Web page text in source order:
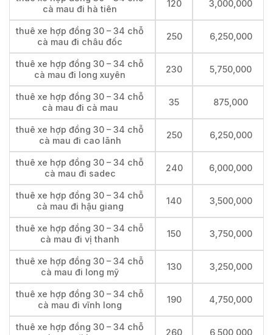
cà mau đi hà tiên
120 3,000,000
thuê xe hợp đồng 30 – 34 chỗ
cà mau đi châu đốc
250 6,250,000
thuê xe hợp đồng 30 – 34 chỗ
cà mau đi long xuyên
230 5,750,000
thuê xe hợp đồng 30 – 34 chỗ
cà mau đi cà mau
35 875,000
thuê xe hợp đồng 30 – 34 chỗ
cà mau đi cao lãnh
250 6,250,000
thuê xe hợp đồng 30 – 34 chỗ
cà mau đi sadec
240 6,000,000
thuê xe hợp đồng 30 – 34 chỗ
cà mau đi hậu giang
140 3,500,000
thuê xe hợp đồng 30 – 34 chỗ
cà mau đi vị thanh
150 3,750,000
thuê xe hợp đồng 30 – 34 chỗ
cà mau đi long mỹ
130 3,250,000
thuê xe hợp đồng 30 – 34 chỗ
cà mau đi vĩnh long
190 4,750,000
thuê xe hợp đồng 30 – 34 chỗ
260 6,500,000